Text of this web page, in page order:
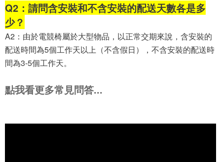
Q2：請問含安裝和不含安裝的配送天數各是多
少？
A2： 由於電競椅屬於大型物品，以正常交期來說，含安裝的
配送時間為5個工作天以上（不含假日），不含安裝的配送時
間為3-5個工作天。
點我看更多常見問答...